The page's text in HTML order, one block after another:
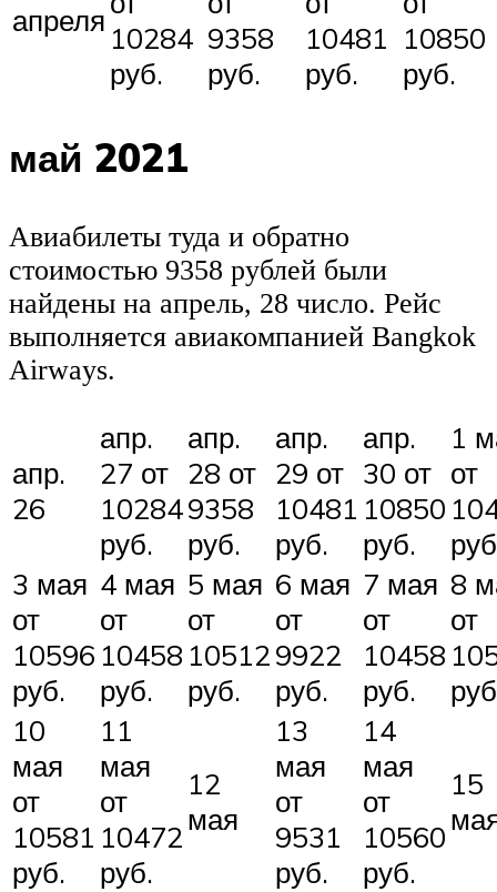
апреля 10284
руб.
9358
руб.
10481
руб.
10850
руб.
май 2021
Авиабилеты туда и обратно
стоимостью 9358 рублей были
найдены на апрель, 28 число. Рейс
выполняется авиакомпанией Bangkok
Airways.
апр.
26
апр.
27 от
10284
руб.
апр.
28 от
9358
руб.
апр.
29 от
10481
руб.
апр.
30 от
10850
руб.
1
от
3 мая
от
10596
руб.
4 мая
от
10458
руб.
5 мая
от
10512
руб.
6 мая
от
9922
руб.
7 мая
от
10458
руб.
8
от
10
мая
от
10581
руб.
11
мая
от
10472
руб.
12
мая
13
мая
от
9531
руб.
14
мая
от
10560
руб.
15